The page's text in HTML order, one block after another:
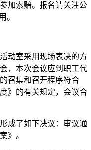
加索赔。报名请关注公
。
动室采用现场表决的方
，本次会议应到职工代
召集和召开程序符合
》的有关规定，会议合
成了如下决议：审议通
》。